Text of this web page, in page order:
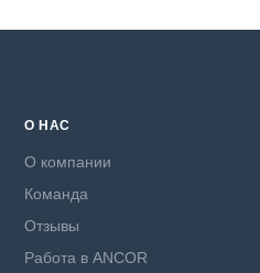
О НАС
О компании
Команда
Отзывы
Работа в ANCOR